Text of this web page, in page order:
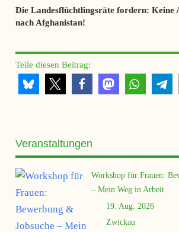
Die Landesflüchtlingsräte fordern: Keine
nach Afghanistan!
Teile diesen Beitrag:
Veranstaltungen
Workshop für Frauen:
– Mein Weg in Arbeit
19. Aug. 2026
Zwickau